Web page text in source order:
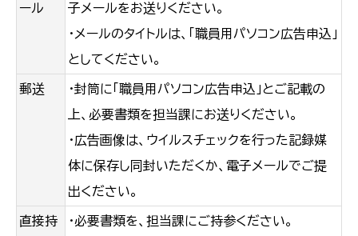
ール
子メールをお送りください。
・メールのタイトルは、「職員用パソコン広告申込」
としてください。
郵送
・封筒に「職員用パソコン広告申込」とご記載の
上、必要書類を担当課にお送りください。
・広告画像は、ウイルスチェックを行った記録媒
体に保存し同封いただくか、電子メールでご提
出ください。
直接持
・必要書類を、担当課にご持参ください。